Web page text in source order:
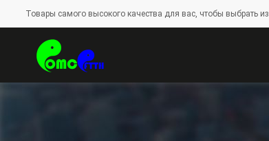
Товары самого высокого качества для вас, чтобы выбрать из